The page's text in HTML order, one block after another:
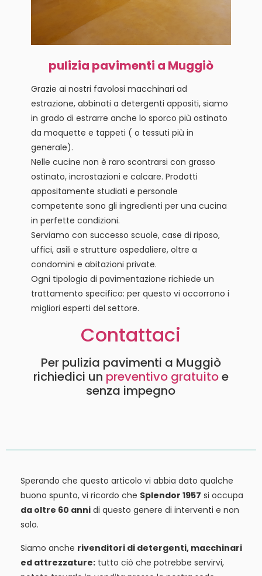
pulizia pavimenti a Muggiò
Grazie ai nostri favolosi macchinari ad
estrazione, abbinati a detergenti appositi, siamo
in grado di estrarre anche lo sporco più ostinato
da moquette e tappeti ( o tessuti più in
generale).
Nelle cucine non è raro scontrarsi con grasso
ostinato, incrostazioni e calcare. Prodotti
appositamente studiati e personale
competente sono gli ingredienti per una cucina
in perfette condizioni.
Serviamo con successo scuole, case di riposo,
uffici, asili e strutture ospedaliere, oltre a
condomini e abitazioni private.
Ogni tipologia di pavimentazione richiede un
trattamento specifico: per questo vi occorrono i
migliori esperti del settore.
Contattaci
Per pulizia pavimenti a Muggiò
richiedici un preventivo gratuitoe
senza impegno
Sperando che questo articolo vi abbia dato qualche
buono spunto, vi ricordo che Splendor 1957 si occupa
da oltre 60 anni di questo genere di interventi e non
solo.
Siamo anche rivenditori di detergenti, macchinari
ed attrezzature: tutto ciò che potrebbe servirvi,